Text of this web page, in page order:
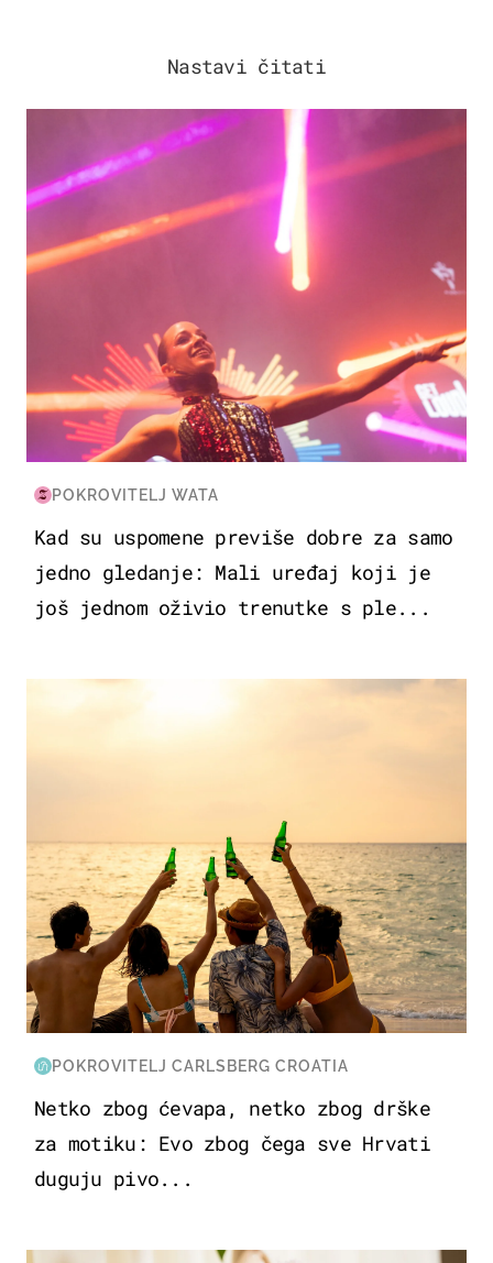
Nastavi čitati
KULTURA & ZABAVA
POKROVITELJ WATA
Kad su uspomene previše dobre za samo
jedno gledanje: Mali uređaj koji je
još jednom oživio trenutke s ple...
POKROVITELJ CARLSBERG CROATIA
Netko zbog ćevapa, netko zbog drške
za motiku: Evo zbog čega sve Hrvati
duguju pivo...